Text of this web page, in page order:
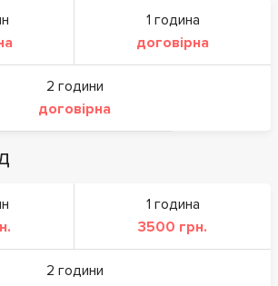
1 година
договірна
2 години
договірна
1 година
3500 грн.
2 години